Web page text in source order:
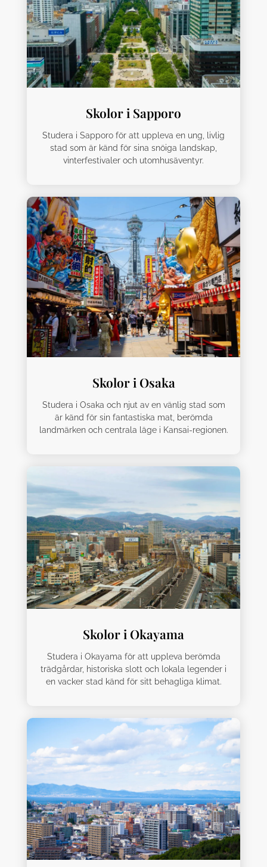
Skolor i Sapporo
Studera i Sapporo för att uppleva en ung, livlig
stad som är känd för sina snöiga landskap,
vinterfestivaler och utomhusäventyr.
Skolor i Osaka
Studera i Osaka och njut av en vänlig stad som
är känd för sin fantastiska mat, berömda
landmärken och centrala läge i Kansai-regionen.
Skolor i Okayama
Studera i Okayama för att uppleva berömda
trädgårdar, historiska slott och lokala legender i
en vacker stad känd för sitt behagliga klimat.